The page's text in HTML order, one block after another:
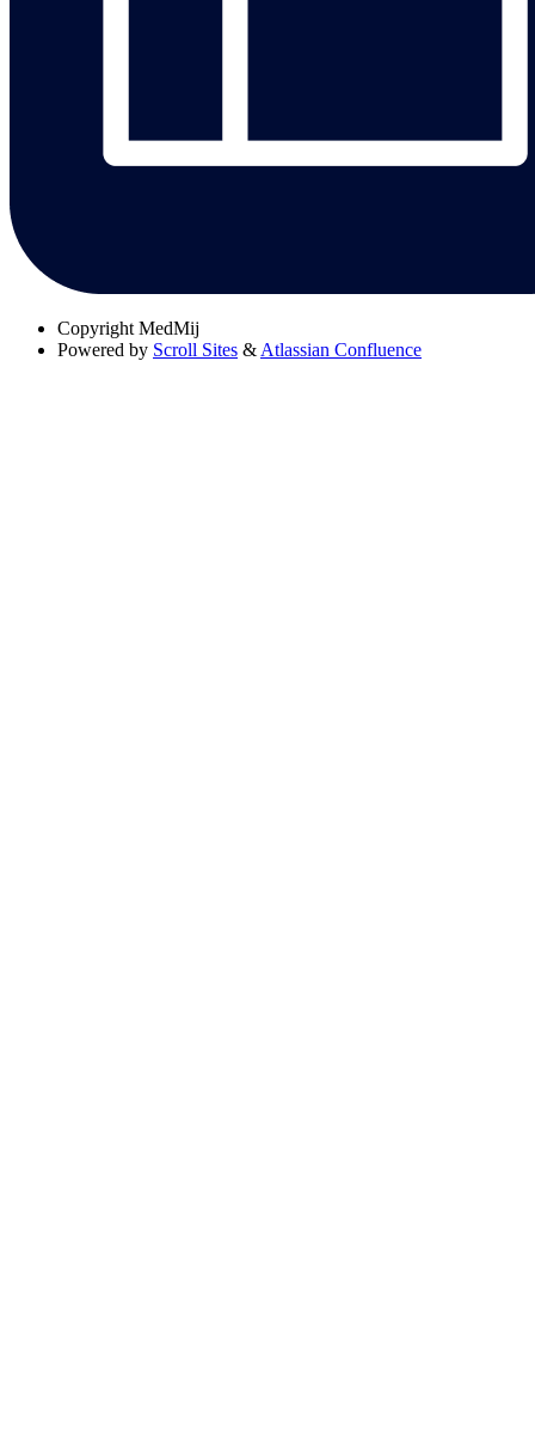
Copyright MedMij
Powered by Scroll Sites & Atlassian Confluence